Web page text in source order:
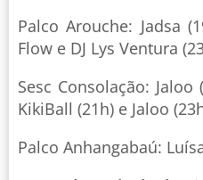
Palco Arouche: Jadsa
Flow e DJ Lys Ventura
Sesc Consolação:
KikiBall (21h) e Jaloo
Palco Anhangabaú: